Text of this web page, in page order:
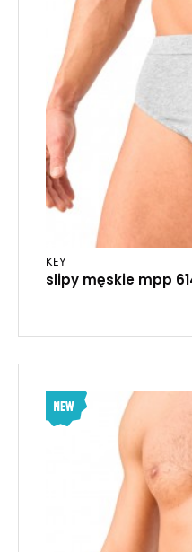
KEY
slipy męskie mpp